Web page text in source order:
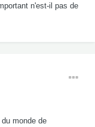
n'est-il pas de
monde de